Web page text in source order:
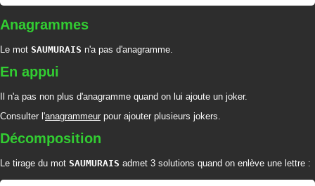
Anagrammes
Le mot SAUMURAIS n'a pas d'anagramme.
En appui
Il n'a pas non plus d'anagramme quand on lui ajoute un joker.
Consulter l'anagrammeur pour ajouter plusieurs jokers.
Décomposition
Le tirage du mot SAUMURAIS admet 3 solutions quand on enlève une lettre :